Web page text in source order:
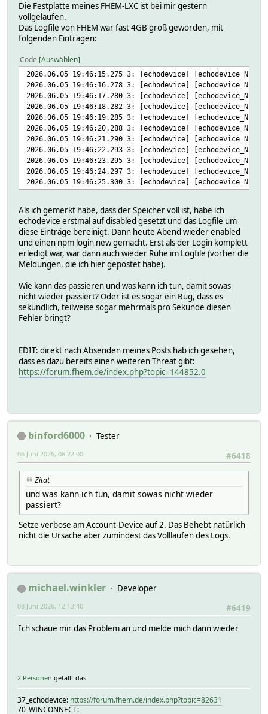
Die Festplatte meines FHEM-LXC ist bei mir gestern
vollgelaufen.
Das Logfile von FHEM war fast 4GB groß geworden, mit
folgenden Einträgen:
Code Auswählen
2026.06.05 19:46:15.275 3: [echodevice]
2026.06.05 19:46:16.278 3: [echodevice]
2026.06.05 19:46:17.280 3: [echodevice]
2026.06.05 19:46:18.282 3: [echodevice]
2026.06.05 19:46:19.285 3: [echodevice]
2026.06.05 19:46:20.288 3: [echodevice]
2026.06.05 19:46:21.290 3: [echodevice]
2026.06.05 19:46:22.293 3: [echodevice]
2026.06.05 19:46:23.295 3: [echodevice]
2026.06.05 19:46:24.297 3: [echodevice]
2026.06.05 19:46:25.300 3: [echodevice]
Als ich gemerkt habe, dass der Speicher voll ist, habe ich
echodevice erstmal auf disabled gesetzt und das Logfile um
diese Einträge bereinigt. Dann heute Abend wieder enabled
und einen npm login new gemacht. Erst als der Login komplett
erledigt war, war dann auch wieder Ruhe im Logfile (vorher die
Meldungen, die ich hier gepostet habe).
Wie kann das passieren und was kann ich tun, damit sowas
nicht wieder passiert? Oder ist es sogar ein Bug, dass es
sekündlich, teilweise sogar mehrmals pro Sekunde diesen
Fehler bringt?
EDIT: direkt nach Absenden meines Posts hab ich gesehen,
dass es dazu bereits einen weiteren Threat gibt:
https://forum.fhem.de/index.php?topic=144852.0
binford6000
Tester
#6418
06 Juni 2026, 08:22:00
Zitat
und was kann ich tun, damit sowas nicht wieder
passiert?
Setze verbose am Account-Device auf 2. Das Behebt natürlich
nicht die Ursache aber zumindest das Volllaufen des Logs.
michael.winkler
Developer
#6419
08 Juni 2026, 12:13:40
Ich schaue mir das Problem an und melde mich dann wieder
2 Personen gefällt das.
37_echodevice: https://forum.fhem.de/index.php?topic=82631
70_WINCONNECT: